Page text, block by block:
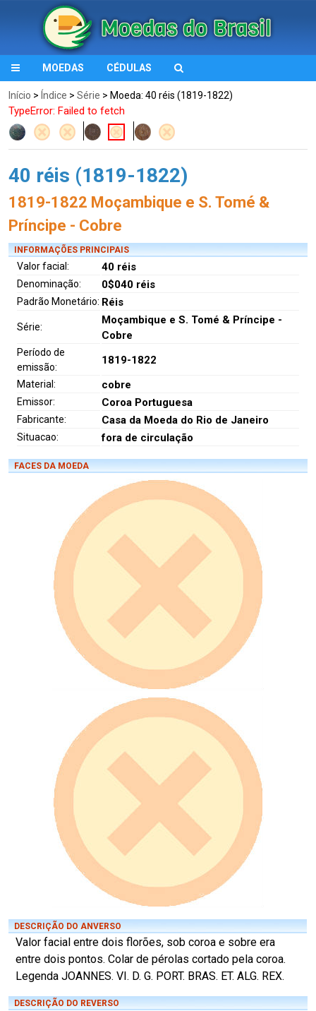
MOEDAS CÉDULAS
Início > Índice > Série > Moeda: 40 réis (1819-1822)
TypeError: Failed to fetch
40 réis (1819-1822)
1819-1822 Moçambique e S. Tomé &
Príncipe - Cobre
INFORMAÇÕES PRINCIPAIS
Valor facial: 40 réis
Denominação: 0$040 réis
Padrão Monetário: Réis
Série:
Moçambique e S. Tomé & Príncipe -
Cobre
Período de
emissão:
1819-1822
Material: cobre
Emissor: Coroa Portuguesa
Fabricante: Casa da Moeda do Rio de Janeiro
Situacao: fora de circulação
FACES DA MOEDA
DESCRIÇÃO DO ANVERSO
Valor facial entre dois florões, sob coroa e sobre era
entre dois pontos. Colar de pérolas cortado pela coroa.
Legenda JOANNES. VI. D. G. PORT. BRAS. ET. ALG. REX.
DESCRIÇÃO DO REVERSO